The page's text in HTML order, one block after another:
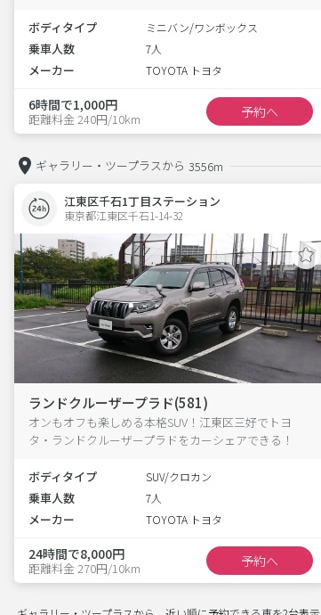
ボディタイプ ミニバン/ワンボックス
乗車人数 7人
メーカー TOYOTA トヨタ
6時間で1,000円
距離料金 240円/10km 予約へ
ギャラリー・ツープラスから 3556m
江東区千石1丁目ステーション
東京都江東区千石1-14-32
ランドクルーザープラド(581)
オンもオフも楽しめる本格SUV！江東区三好でトヨ
タ・ランドクルーザープラドをカーシェアできる！
ボディタイプ SUV/クロカン
乗車人数 7人
メーカー TOYOTA トヨタ
24時間で8,000円
距離料金 270円/10km 予約へ